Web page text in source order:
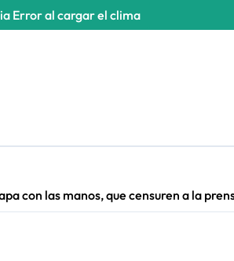
Error al cargar el clima
con las manos, que censuren a la